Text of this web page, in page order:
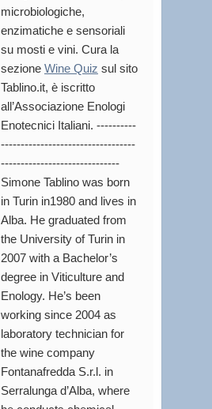
microbiologiche,
enzimatiche e sensoriali
su mosti e vini. Cura la
sezione Wine Quiz sul sito
Tablino.it, è iscritto
all’Associazione Enologi
Enotecnici Italiani. ----------
----------------------------------
------------------------------
Simone Tablino was born
in Turin in1980 and lives in
Alba. He graduated from
the University of Turin in
2007 with a Bachelor’s
degree in Viticulture and
Enology. He’s been
working since 2004 as
laboratory technician for
the wine company
Fontanafredda S.r.l. in
Serralunga d’Alba, where